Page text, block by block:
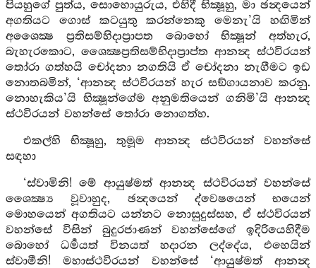
පියහුගේ පුත්ය, සොහොයුරුය, එහිදී භික්‍ෂූහු, මා ඡන්‍දයෙන්
අගතියට ගොස් කටයුතු කරන්නෙකු මෙනැ’යි හඟිමින්
අශෛක්‍ෂ ප්‍රතිසම්හිදාප්‍රාපත බොහෝ භික්‍ෂූන් අත්හැර,
බැහැරකොට, ශෛක්‍ෂප්‍රතිසම්භිදාප්‍රාප්ත ආනන්‍ද ස්ථවිරයන්
තෝරා ගත්හයි චෝදනා නගතියි ඒ චෝදනා නැගීමට ඉඩ
නොතබමින්, ‘ආනන්‍ද ස්ථවිරයන් හැර සඞ්ගායනාව කරනු.
නොහැකිය’යි භික්‍ෂූන්ගේම අනුමතියෙන් ගනිමි’යි ආනන්‍ද
ස්ථවිරයන් වහන්සේ තෝරා නොගත්හ.
එකල්හි භික්‍ෂූහු, තුමූම ආනන්‍ද ස්ථවිරයන් වහන්සේ
සඳහා
‘ස්වාමිනි! මේ ආයුෂ්මත් ආනන්‍ද ස්ථවිරයන් වහන්සේ
ශෛක්‍ෂ්‍ය වූවාහුද, ඡන්‍දයෙන් ද්වෙෂයෙන් භයෙන්
මොහයෙන් අගතියට යන්නට නොසුදුස්සහ, ඒ ස්ථවිරයන්
වහන්සේ විසින් බුදුරජාණන් වහන්සේගේ ඉදිරියෙහිදීම
බොහෝ ධර්‍මයත් විනයත් හදාරන ලද්දේය, එහෙයින්
ස්වාමීනි! මහාස්ථවිරයන් වහන්සේ ‘ආයුෂ්මත් ආනන්‍ද